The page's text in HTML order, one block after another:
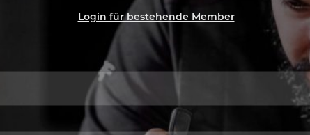
Login für bestehende Member